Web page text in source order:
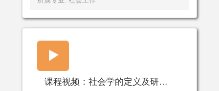
课程视频：社会学的定义及研究对象